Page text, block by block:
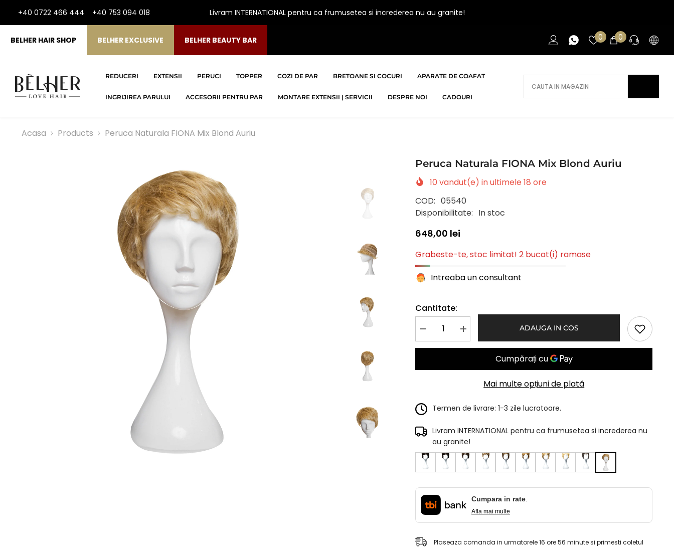
+40 0722 466 444 +40 753 094 018 Livram INTERNATIONAL pentru ca frumusetea si increderea nu au granite!
BELHER HAIR SHOP BELHER EXCLUSIVE BELHER BEAUTY BAR 0Liste
de
favorite
00
articole
AI NEVOIE DE AJUTOR?
REDUCERI EXTENSII PERUCI TOPPER COZI DE PAR BRETOANE SI COCURI APARATE DE COAFAT
INGRIJIREA PARULUI ACCESORII PENTRU PAR MONTARE EXTENSII | SERVICII DESPRE NOI CADOURI
Acasa Products Peruca Naturala FIONA Mix Blond Auriu
Peruca Naturala FIONA Mix Blond Auriu
10 vandut(e) in ultimele18 ore
COD: 05540
Disponibilitate: In stoc
648,00 lei
Grabeste-te, stoc limitat! 2 bucat(i) ramase
Intreaba un consultant
Cantitate:
cantitatea
pentru
FIONA
Mareste
cantitatea
pentru
FIONA
ADAUGA IN COS
Mai multe opțiuni de plată
Termen de livrare: 1-3 zile lucratoare.
Livram INTERNATIONAL pentru ca frumusetea si increderea nu
au granite!
Cumpara in rate.
Afla mai multe
Plaseaza comanda in urmatorele16 ore56 minutesi primesti coletul